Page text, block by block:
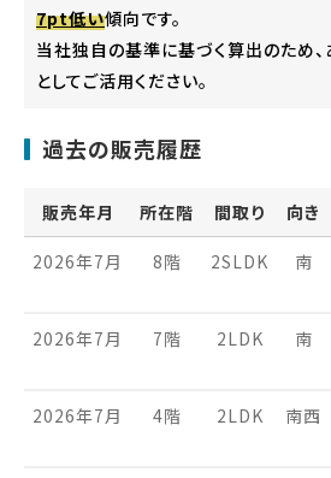
7pt低い傾向です。
当社独自の基準に基づく算出のため
としてご活用ください。
過去の販売履歴
販売年月 所在階 間取り 向き
2026年7月 8階 2SLDK 南
2026年7月 7階 2LDK 南
2026年7月 4階 2LDK 南西